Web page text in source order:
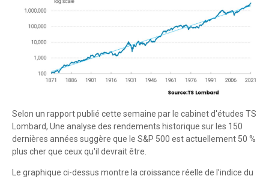
Selon un rapport publié cette semaine par le cabinet d'études TS
Lombard, Une analyse des rendements historique sur les 150
dernières années suggère que le S&P 500 est actuellement 50 %
plus cher que ceux qu'il devrait être.
Le graphique ci-dessus montre la croissance réelle de l’indice du